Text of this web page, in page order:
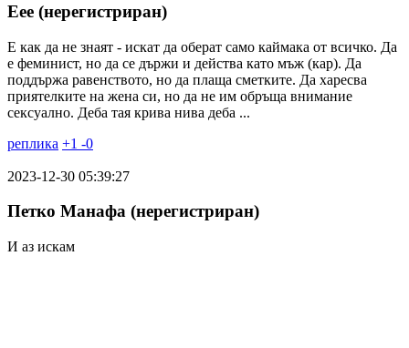
Еее (нерегистриран)
Е как да не знаят - искат да оберат само каймака от всичко. Да
е феминист, но да се държи и действа като мъж (кар). Да
поддържа равенството, но да плаща сметките. Да харесва
приятелките на жена си, но да не им обръща внимание
сексуално. Деба тая крива нива деба ...
реплика +1 -0
2023-12-30 05:39:27
Петко Манафа (нерегистриран)
И аз искам